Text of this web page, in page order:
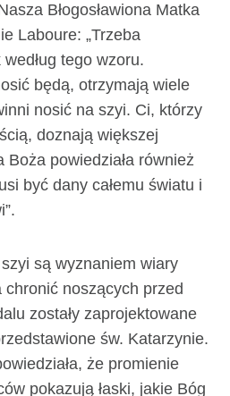
Błogosławiona Matka
Laboure: „Trzeba
tego wzoru.
będą, otrzymają wiele
nosić na szyi. Ci, którzy
doznają większej
Boża powiedziała również
być dany całemu światu i
są wyznaniem wiary
noszących przed
zostały zaprojektowane
św. Katarzynie.
że promienie
pokazują łaski, jakie Bóg